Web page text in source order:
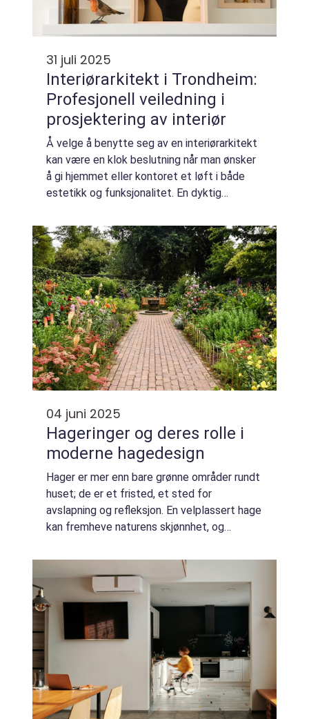
31 juli 2025
Interiørarkitekt i Trondheim:
Profesjonell veiledning i
prosjektering av interiør
Å velge å benytte seg av en interiørarkitekt
kan være en klok beslutning når man ønsker
å gi hjemmet eller kontoret et løft i både
estetikk og funksjonalitet. En dyktig
04 juni 2025
Hageringer og deres rolle i
moderne hagedesign
Hager er mer enn bare grønne områder rundt
huset; de er et fristed, et sted for
avslapning og refleksjon. En velplassert hage
kan fremheve naturens skjønnhet, og
svært viktig rolle i d...